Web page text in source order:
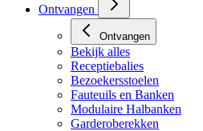
Ontvangen
Ontvangen
Bekijk alles
Receptiebalies
Bezoekersstoelen
Fauteuils en Banken
Modulaire Halbanken
Garderoberekken